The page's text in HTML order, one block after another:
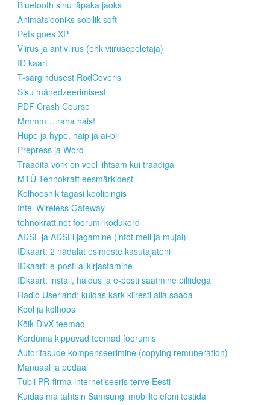
Bluetooth sinu läpaka jaoks
Animatsiooniks sobilik soft
Pets goes XP
Viirus ja antiviirus (ehk viirusepeletaja)
ID kaart
T-särgindusest RodCoveris
Sisu mänedzeerimisest
PDF Crash Course
Mmmm… raha hais!
Hüpe ja hype, haip ja ai-pii
Prepress ja Word
Traadita võrk on veel lihtsam kui traadiga
MTÜ Tehnokratt eesmärkidest
Kolhoosnik tagasi koolipingis
Intel Wireless Gateway
tehnokratt.net foorumi kodukord
ADSL ja ADSLi jagamine (infot meil ja mujal)
IDkaart: 2 nädalat esimeste kasutajateni
IDkaart: e-posti allkirjastamine
IDkaart: install, haldus ja e-posti saatmine piltidega
Radio Userland: kuidas kark kiiresti alla saada
Kool ja kolhoos
Kõik DivX teemad
Korduma kippuvad teemad foorumis
Autoritasude kompenseerimine (copying remuneration)
Manuaal ja pedaal
Tubli PR-firma internetiseeris terve Eesti
Kuidas ma tahtsin Samsungi mobiiltelefoni testida